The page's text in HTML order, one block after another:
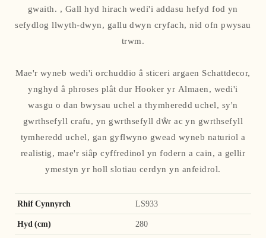
gwaith. , Gall hyd hirach wedi'i addasu hefyd fod yn
sefydlog llwyth-dwyn, gallu dwyn cryfach, nid ofn pwysau
trwm.
Mae'r wyneb wedi'i orchuddio â sticeri argaen Schattdecor,
ynghyd â phroses plât dur Hooker yr Almaen, wedi'i
wasgu o dan bwysau uchel a thymheredd uchel, sy'n
gwrthsefyll crafu, yn gwrthsefyll dŵr ac yn gwrthsefyll
tymheredd uchel, gan gyflwyno gwead wyneb naturiol a
realistig, mae'r siâp cyffredinol yn fodern a cain, a gellir
ymestyn yr holl slotiau cerdyn yn anfeidrol.
Rhif Cynnyrch LS933
Hyd (cm) 280